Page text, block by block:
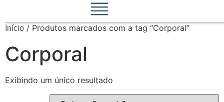
Início / Produtos marcados com a tag “Corporal”
Corporal
Exibindo um único resultado